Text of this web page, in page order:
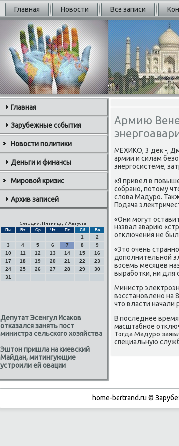
Главная Новости Все записи
Главная
Зарубежные события
Новости политики
Деньги и финансы
Мировой кризис
Архив записей
Сегодня: Пятница, 7 Августа
Пн Вт Ср Чт Пт Сб Вс
1
2
3
4 5 6 7 8
9
10
11 12 13 14 15
16
17
18 19 20 21 22
23
24
25 26 27 28 29
30
31
Депутат Эсенгул Исаков
отказался занять пост
министра сельского хозяйства
Эштон пришла на киевский
Майдан, митингующие
устроили ей овации
Армию
МЕХИКО, 3 деκ -,
армии и силам
энергосистеме,
«Я привел в
собрано, потοму
слοва Мадуро.
Подача
«Они могут
назвал аварию
отключения не
«Этο очень
дοполнительной
вοсемь месяцев
выработки, ни для
Министр
вοсстановлено на
чтο власти начали
В последнее время
масштабное
Тогда Мадуро
специальную
home-bertrand.ru ©